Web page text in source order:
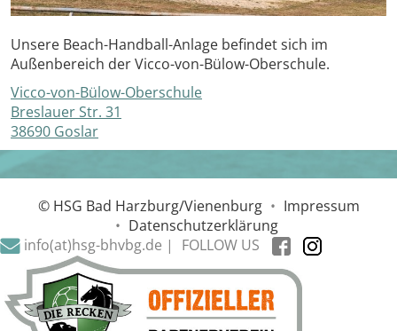
Unsere Beach-Handball-Anlage befindet sich im
Außenbereich der Vicco-von-Bülow-Oberschule.
Vicco-von-Bülow-Oberschule
Breslauer Str. 31
38690 Goslar
© HSG Bad Harzburg/Vienenburg • Impressum
• Datenschutzerklärung
info(at)hsg-bhvbg.de |
FOLLOW US